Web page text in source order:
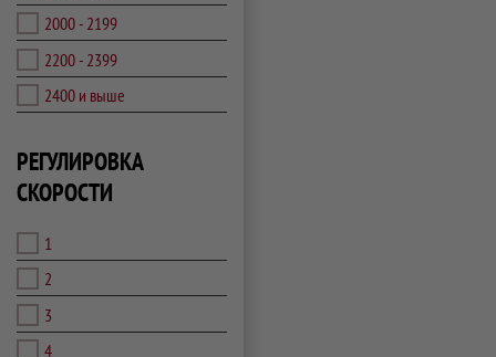
2000 - 2199
2200 - 2399
2400 и выше
РЕГУЛИРОВКА
СКОРОСТИ
1
2
3
4